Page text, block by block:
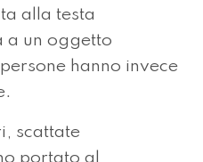
alla testa
a un oggetto
hanno invece
scattate